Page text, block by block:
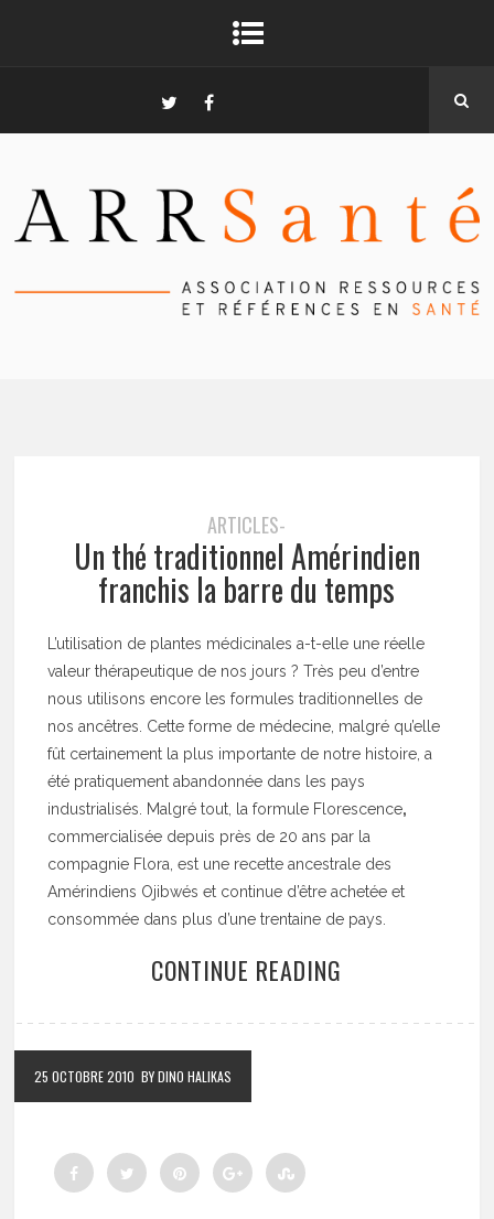
ARTICLES-
Un thé traditionnel Amérindien
franchis la barre du temps
L’utilisation de plantes médicinales a-t-elle une réelle
valeur thérapeutique de nos jours ? Très peu d’entre
nous utilisons encore les formules traditionnelles de
nos ancêtres. Cette forme de médecine, malgré qu’elle
fût certainement la plus importante de notre histoire, a
été pratiquement abandonnée dans les pays
industrialisés. Malgré tout, la formule Florescence,
commercialisée depuis près de 20 ans par la
compagnie Flora, est une recette ancestrale des
Amérindiens Ojibwés et continue d’être achetée et
consommée dans plus d’une trentaine de pays.
CONTINUE READING
25 OCTOBRE 2010 BY DINO HALIKAS